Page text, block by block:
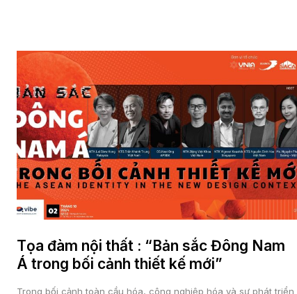
Tọa đàm nội thất : “Bản sắc Đông Nam
Á trong bối cảnh thiết kế mới”
Trong bối cảnh toàn cầu hóa, công nghiệp hóa và sự phát triển